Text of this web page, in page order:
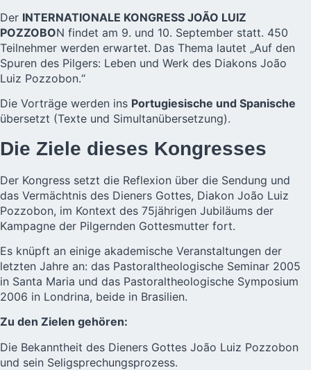
Der INTERNATIONALE KONGRESS JOÃO LUIZ
POZZOBON findet am 9. und 10. September statt. 450
Teilnehmer werden erwartet. Das Thema lautet „Auf den
Spuren des Pilgers: Leben und Werk des Diakons João
Luiz Pozzobon.“
Die Vorträge werden ins Portugiesische und Spanische
übersetzt (Texte und Simultanübersetzung).
Die Ziele dieses Kongresses
Der Kongress setzt die Reflexion über die Sendung und
das Vermächtnis des Dieners Gottes, Diakon João Luiz
Pozzobon, im Kontext des 75jährigen Jubiläums der
Kampagne der Pilgernden Gottesmutter fort.
Es knüpft an einige akademische Veranstaltungen der
letzten Jahre an: das Pastoraltheologische Seminar 2005
in Santa Maria und das Pastoraltheologische Symposium
2006 in Londrina, beide in Brasilien.
Zu den Zielen gehören:
Die Bekanntheit des Dieners Gottes João Luiz Pozzobon
und sein Seligsprechungsprozess.